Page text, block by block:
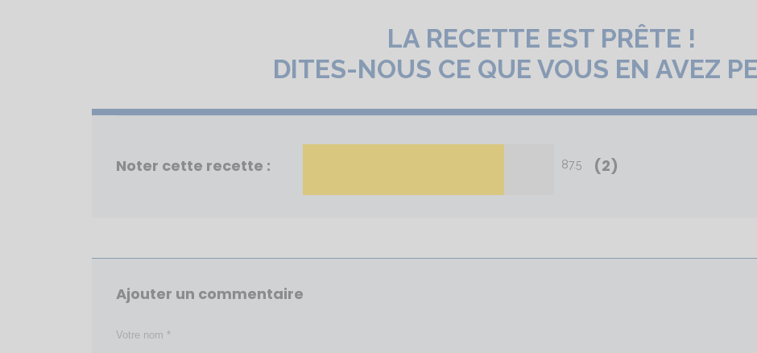
LA RECETTE EST PRÊTE !
DITES-NOUS CE QUE VOUS EN AVEZ
Noter cette recette : 87.5 (2)
Ajouter un commentaire